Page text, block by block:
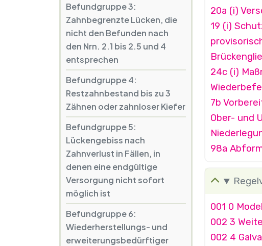
Befundgruppe 3:
Zahnbegrenzte Lücken, die
nicht den Befunden nach
den Nrn. 2.1 bis 2.5 und 4
entsprechen
Befundgruppe 4:
Restzahnbestand bis zu 3
Zähnen oder zahnloser Kiefer
Befundgruppe 5:
Lückengebiss nach
Zahnverlust in Fällen, in
denen eine endgültige
Versorgung nicht sofort
möglich ist
Befundgruppe 6:
Wiederherstellungs- und
erweiterungsbedürftiger
20a (i)
19 (i)
24c (i)
7b
Ober- und
98a
001 0
002 3
002 4